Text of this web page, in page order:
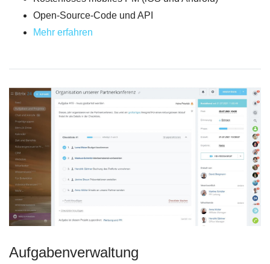
Open-Source-Code und API
Mehr erfahren
Aufgabenverwaltung